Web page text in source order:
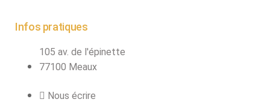
Infos pratiques
105 av. de l'épinette
77100 Meaux
Nous écrire